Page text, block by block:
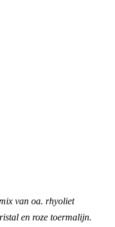
van oa. rhyoliet
en roze toermalijn.